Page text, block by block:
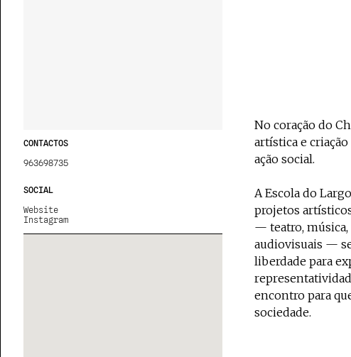
CONTACTOS
963698735
SOCIAL
Website
Instagram
No coração do
artística e
ação social.
A Escola do
projetos
— teatro, música,
audiovisuais —
liberdade para
encontro para
sociedade.